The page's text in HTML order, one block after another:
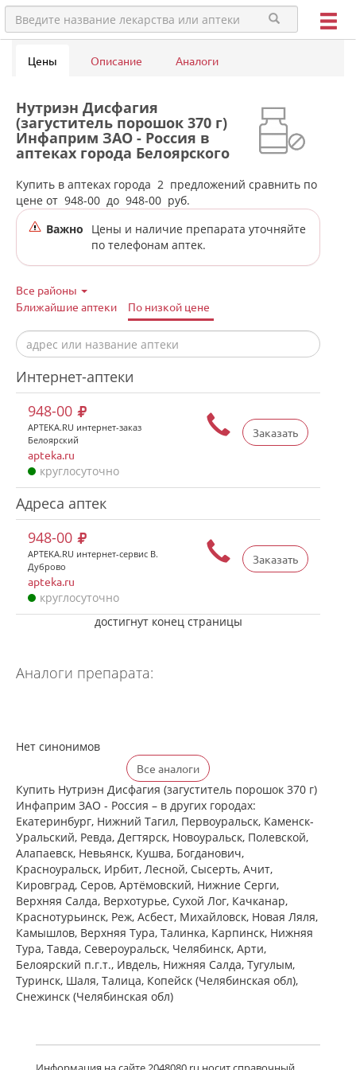
Цены Описание Аналоги
Нутриэн Дисфагия
(загуститель порошок 370 г)
Инфаприм ЗАО - Россия в
аптеках города Белоярского
Купить в аптеках города 2 предложений сравнить по
цене от 948-00 до 948-00 руб.
Важно
Цены и наличие препарата уточняйте
по телефонам аптек.
Все районы
Ближайшие аптеки
По низкой цене
Интернет-аптеки
Заказать
948-00
APTEKA.RU интернет-заказ
Белоярский
apteka.ru
круглосуточно
Адреса аптек
Заказать
948-00
APTEKA.RU интернет-сервис В.
Дуброво
apteka.ru
круглосуточно
достигнут конец страницы
Аналоги препарата:
Нет синонимов
Все аналоги
Купить Нутриэн Дисфагия (загуститель порошок 370 г)
Инфаприм ЗАО - Россия – в других городах:
Екатеринбург, Нижний Тагил, Первоуральск, Каменск-
Уральский, Ревда, Дегтярск, Новоуральск, Полевской,
Алапаевск, Невьянск, Кушва, Богданович,
Красноуральск, Ирбит, Лесной, Сысерть, Ачит,
Кировград, Серов, Артёмовский, Нижние Cерги,
Верхняя Салда, Верхотурье, Сухой Лог, Качканар,
Краснотурьинск, Реж, Асбест, Михайловск, Новая Ляля,
Камышлов, Верхняя Тура, Талинка, Карпинск, Нижняя
Тура, Тавда, Североуральск, Челябинск, Арти,
Белоярский п.г.т., Ивдель, Нижняя Салда, Тугулым,
Туринск, Шаля, Талица, Копейск (Челябинская обл),
Снежинск (Челябинская обл)